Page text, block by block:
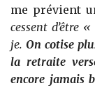
me prévient
cessent d’être
je. On cotise
la retraite
encore jamais